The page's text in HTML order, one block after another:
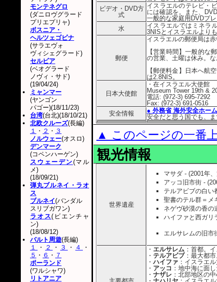
ビデオ・DVD方
式
イスラエルのテレビ・
には確認を。また、
一般的な家庭用DVDプ
水
イスラエルではミネラ
3NISとイスラエルより
郵便
イスラエルの郵便局は
【営業時間】一般的な
の営業、土曜は休み。
【郵便料金】日本へ航
は2.8NIS。
日本大使館
・在イスラエル大使館
Museum Tower 19th &
電話: (972-3) 695-7292
Fax: (972-3) 691-0516
安全情報
● 外務省 海外安全ホー
安全だと思う国でも、
▲ このページの一番
観光情報
世界遺産
マサダ - (2001年
アッコ旧市街 -
テルアビブの白い
聖書のテル群＝メ
ネゲヴ砂漠の香の
ハイファと西ガリ
エルサレムの旧市
・ エルサレム ：首都。
・ テルアビブ：最大都
・ ハイファ ：イスラエ
・ アッコ ：地中海に面
・ ナザレ ：北部地区の
モンテネグロ
(ダニロヴグラード
プリエプリャ)
ボスニア・
ヘルツェゴビナ
(サラエヴォ
ヴィシェグラード)
セルビア
(ベオグラード
ノヴィ・サド)
(19/04/24)
ミャンマー
(ヤンゴン
パゴー)(18/11/23)
台湾(台北)(18/10/21)
北欧クルーズ(長編)
１ ・ ２ ・ ３
ノルウェー(オスロ)
デンマーク
(コペンハーゲン)
スウェーデン(マル
メ)
(18/09/21)
弾丸ブルネイ・ラオ
ス
ブルネイ(バンダル
スリブガワン)
ラオス(ビエンチャ
ン)
(18/08/12)
バルト周遊(長編)
１
・ ２ ・ ３ ・ ４
・
５ ・ ６ ・ ７
ポーランド
(ワルシャワ)
リトアニア